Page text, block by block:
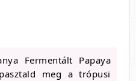
Fermentált Papaya
meg a trópusi